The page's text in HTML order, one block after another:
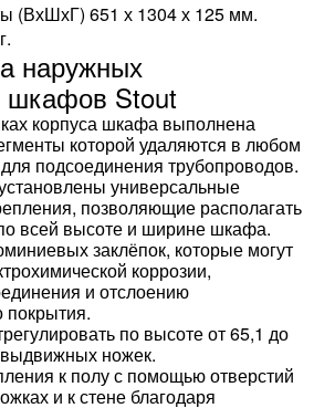
(ВхШхГ) 651 х 1304 х 125 мм.
наружных
шкафов Stout
корпуса шкафа выполнена
которой удаляются в любом
подсоединения трубопроводов.
универсальные
позволяющие располагать
всей высоте и ширине шкафа.
заклёпок, которые могут
коррозии,
и отслоению
покрытия.
по высоте от 65,1 до
ножек.
к полу с помощью отверстий
и к стене благодаря